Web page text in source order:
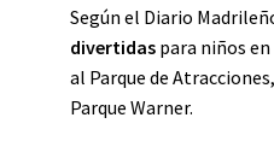
Según el Diario
divertidas para niños
al Parque de
Parque Warner.